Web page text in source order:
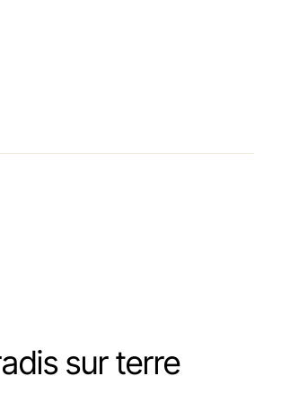
sur terre